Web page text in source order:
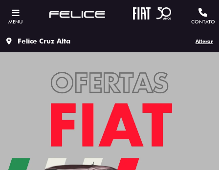
MENU CONTATO
Felice Cruz Alta Alterar